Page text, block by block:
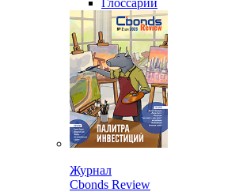
Журнал
Cbonds Review